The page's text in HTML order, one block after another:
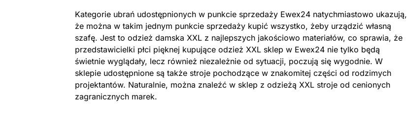
Kategorie ubrań udostępnionych w punkcie sprzedaży Ewex24 natychmiastowo ukazują,
że można w takim jednym punkcie sprzedaży kupić wszystko, żeby urządzić własną
szafę. Jest to odzież damska XXL z najlepszych jakościowo materiałów, co sprawia, że
przedstawicielki płci pięknej kupujące odzież XXL sklep w Ewex24 nie tylko będą
świetnie wyglądały, lecz również niezależnie od sytuacji, poczują się wygodnie. W
sklepie udostępnione są także stroje pochodzące w znakomitej części od rodzimych
projektantów. Naturalnie, można znaleźć w sklep z odzieżą XXL stroje od cenionych
zagranicznych marek.